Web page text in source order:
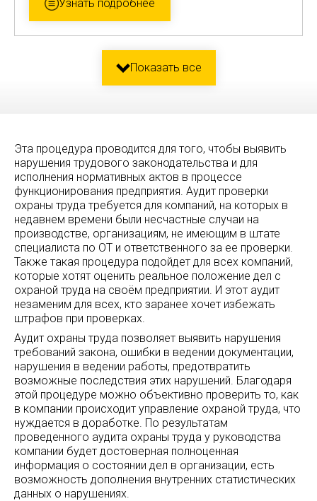
Узнать подробнее
Показать все
Эта процедура проводится для того, чтобы выявить
нарушения трудового законодательства и для
исполнения нормативных актов в процессе
функционирования предприятия. Аудит проверки
охраны труда требуется для компаний, на которых в
недавнем времени были несчастные случаи на
производстве, организациям, не имеющим в штате
специалиста по ОТ и ответственного за ее проверки.
Также такая процедура подойдет для всех компаний,
которые хотят оценить реальное положение дел с
охраной труда на своём предприятии. И этот аудит
незаменим для всех, кто заранее хочет избежать
штрафов при проверках.
Аудит охраны труда позволяет выявить нарушения
требований закона, ошибки в ведении документации,
нарушения в ведении работы, предотвратить
возможные последствия этих нарушений. Благодаря
этой процедуре можно объективно проверить то, как
в компании происходит управление охраной труда, что
нуждается в доработке. По результатам
проведенного аудита охраны труда у руководства
компании будет достоверная полноценная
информация о состоянии дел в организации, есть
возможность дополнения внутренних статистических
данных о нарушениях.